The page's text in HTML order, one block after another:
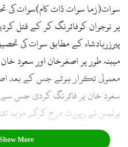
سوات(زما سوات ڈاٹ کام)سوات کی
پر نوجوان کوفائرنگ کر کے قتل
پیرزربادشاہ کے مطابق سوات کی
میبنہ طور پر اصغرخان اور سعود
معمولی تکرار ہوئے جس کے بعد
سعود خان پر فائرنگ کردی جس سے
پولیس نے رپورٹ درج کرکے مزید
More